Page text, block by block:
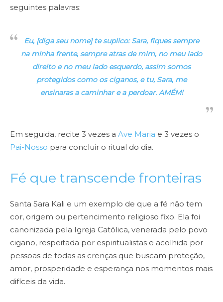
seguintes palavras:
Eu, [diga seu nome] te suplico: Sara, fiques sempre
na minha frente, sempre atras de mim, no meu lado
direito e no meu lado esquerdo, assim somos
protegidos como os ciganos, e tu, Sara, me
ensinaras a caminhar e a perdoar. AMÉM!
Em seguida, recite 3 vezes a Ave Maria e 3 vezes o
Pai-Nosso para concluir o ritual do dia.
Fé que transcende fronteiras
Santa Sara Kali e um exemplo de que a fé não tem
cor, origem ou pertencimento religioso fixo. Ela foi
canonizada pela Igreja Católica, venerada pelo povo
cigano, respeitada por espiritualistas e acolhida por
pessoas de todas as crenças que buscam proteção,
amor, prosperidade e esperança nos momentos mais
difíceis da vida.